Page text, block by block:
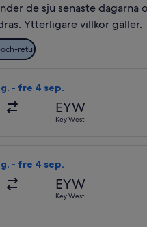
de sju senaste
Ytterligare villkor gäller.
retur
- fre 4 sep.
EYW
Key West
- fre 4 sep.
EYW
Key West